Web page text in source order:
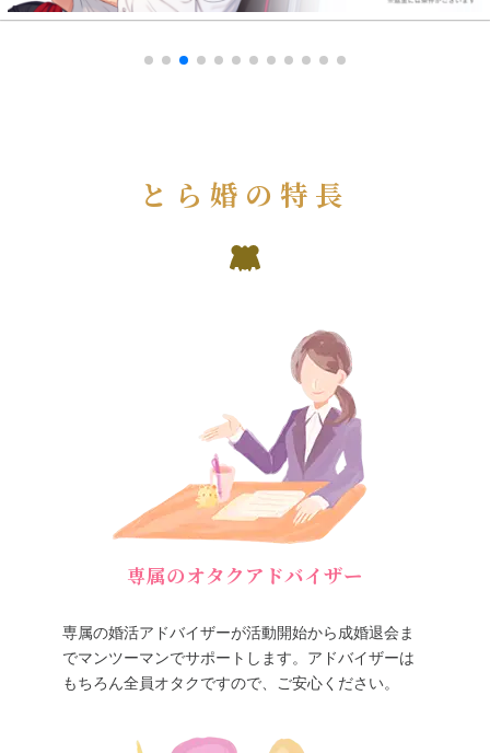
とら婚の特長
専属のオタクアドバイザー
専属の婚活アドバイザーが活動開始から成婚退会ま
でマンツーマンでサポートします。アドバイザーは
もちろん全員オタクですので、ご安心ください。